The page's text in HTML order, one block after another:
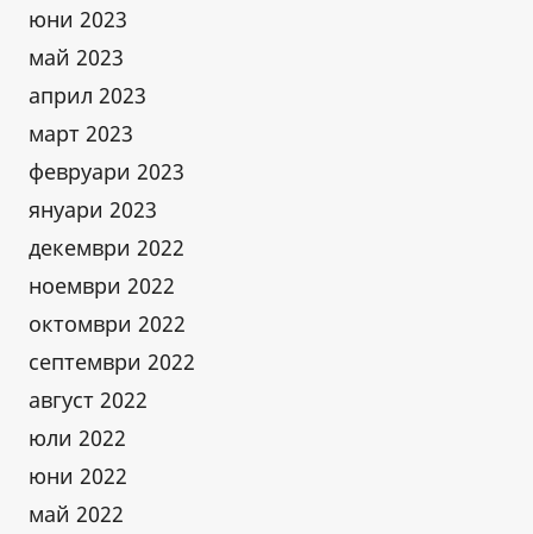
юни 2023
май 2023
април 2023
март 2023
февруари 2023
януари 2023
декември 2022
ноември 2022
октомври 2022
септември 2022
август 2022
юли 2022
юни 2022
май 2022